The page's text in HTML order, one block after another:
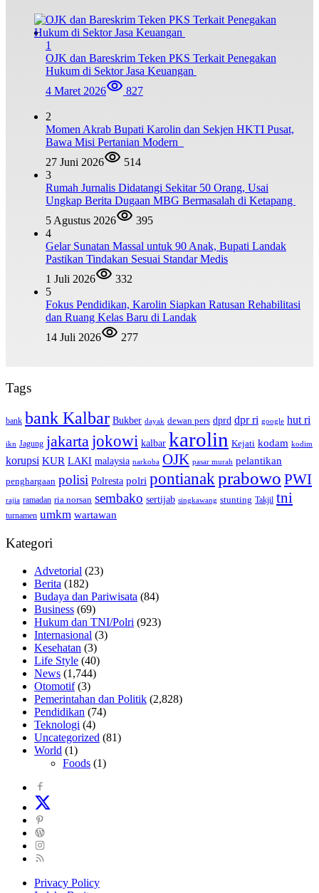
1
OJK dan Bareskrim Teken PKS Terkait Penegakan
Hukum di Sektor Jasa Keuangan
4 Maret 2026
827
2
Momen Akrab Bupati Karolin dan Sekjen HKTI Pusat,
Bawa Misi Pertanian Modern
27 Juni 2026
514
3
Rumah Jurnalis Didatangi Sekitar 50 Orang, Usai
Ungkap Berita Dugaan MBG Bermasalah di Ketapang
5 Agustus 2026
395
4
Gelar Sunatan Massal untuk 90 Anak, Bupati Landak
Pastikan Tindakan Sesuai Standar Medis
1 Juli 2026
332
5
Fokus Pendidikan, Karolin Siapkan Ratusan Rehabilitasi
dan Ruang Kelas Baru di Landak
14 Juli 2026
277
Tags
bank bank Kalbar Bukber dayak dewan pers dprd dpr ri google hut ri
ikn Jagung jakarta jokowi kalbar karolin Kejati kodam kodim
korupsi KUR LAKI malaysia narkoba OJK pasar murah pelantikan
penghargaan polisi Polresta polri pontianakprabowo PWI
rajia ramadan ria norsan sembako sertijab singkawang stunting Takjil tni
turnamen umkm wartawan
Kategori
Advetorial (23)
Berita (182)
Budaya dan Pariwisata (84)
Business (69)
Hukum dan TNI/Polri (923)
Internasional (3)
Kesehatan (3)
Life Style (40)
News (1,744)
Otomotif(3)
Pemerintahan dan Politik (2,828)
Pendidikan (74)
Teknologi (4)
Uncategorized (81)
World (1)
Foods (1)
Privacy Policy